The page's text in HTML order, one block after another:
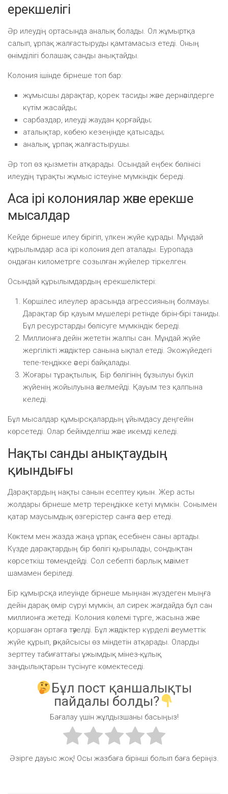
ерекшелігі
Әр илеудің ортасында аналық болады. Ол жұмыртқа
салып, ұрпақ жалғастыруды қамтамасыз етеді. Оның
өнімділігі болашақ санды анықтайды.
Колония ішінде бірнеше топ бар:
жұмысшы дарақтар, қорек тасиды және дернәсілдерге
күтім жасайды;
сарбаздар, илеуді жаудан қорғайды;
аталықтар, көбею кезеңінде қатысады;
аналық, ұрпақ жалғастырушы.
Әр топ өз қызметін атқарады. Осындай еңбек бөлінісі
илеудің тұрақты жұмыс істеуіне мүмкіндік береді.
Аса ірі колониялар және ерекше
мысалдар
Кейде бірнеше илеу бірігіп, үлкен жүйе құрады. Мұндай
құрылымдар аса ірі колония деп аталады. Еуропада
ондаған километрге созылған жүйелер тіркелген.
Осындай құрылымдардың ерекшеліктері:
Көршілес илеулер арасында агрессияның болмауы.
Дарақтар бір қауым мүшелері ретінде бірін-бірі таниды.
Бұл ресурстарды бөлісуге мүмкіндік береді.
Миллионға дейін жететін жалпы сан. Мұндай жүйе
жергілікті жәндіктер санына ықпал етеді. Экожүйедегі
тепе-теңдікке әсері байқалады.
Жоғары тұрақтылық. Бір бөлігінің бұзылуы бүкіл
жүйенің жойылуына әкелмейді. Қауым тез қалпына
келеді.
Бұл мысалдар құмырсқалардың ұйымдасу деңгейін
көрсетеді. Олар бейімделгіш және икемді келеді.
Нақты санды анықтаудың
қиындығы
Дарақтардың нақты санын есептеу қиын. Жер асты
жолдары бірнеше метр тереңдікке кетуі мүмкін. Сонымен
қатар маусымдық өзгерістер санға әсер етеді.
Көктем мен жазда жаңа ұрпақ есебінен саны артады.
Күзде дарақтардың бір бөлігі қырылады, сондықтан
көрсеткіш төмендейді. Сол себепті барлық мәлімет
шамамен беріледі.
Бір құмырсқа илеуінде бірнеше мыңнан жүздеген мыңға
дейін дарақ өмір сүруі мүмкін, ал сирек жағдайда бұл сан
миллионға жетеді. Колония көлемі түрге, жасына және
қоршаған ортаға тәуелді. Бұл жәндіктер күрделі әлеуметтік
жүйе құрып, әрқайсысы өз міндетін атқарады. Оларды
зерттеу табиғаттағы ұжымдық мінез-құлық
заңдылықтарын түсінуге көмектеседі.
Бұл пост қаншалықты
пайдалы болды?
Бағалау үшін жұлдызшаны басыңыз!
Әзірге дауыс жоқ! Осы жазбаға бірінші болып баға беріңіз.